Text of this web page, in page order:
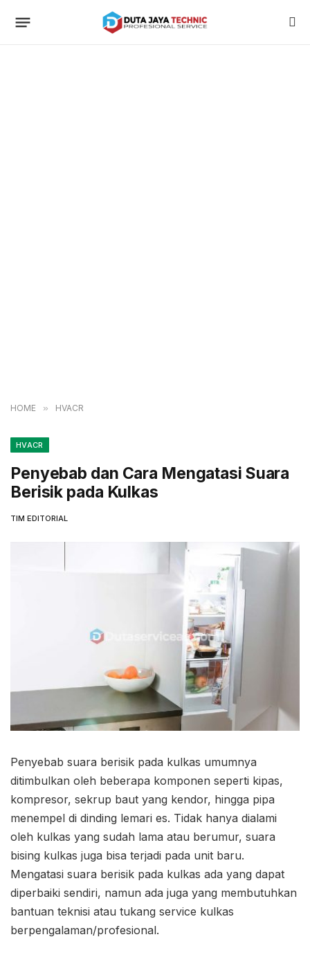
HOME » HVACR
HVACR
Penyebab dan Cara Mengatasi Suara
Berisik pada Kulkas
TIM EDITORIAL
Penyebab suara berisik pada kulkas umumnya
ditimbulkan oleh beberapa komponen seperti kipas,
kompresor, sekrup baut yang kendor, hingga pipa
menempel di dinding lemari es. Tidak hanya dialami
oleh kulkas yang sudah lama atau berumur, suara
bising kulkas juga bisa terjadi pada unit baru.
Mengatasi suara berisik pada kulkas ada yang dapat
diperbaiki sendiri, namun ada juga yang membutuhkan
bantuan teknisi atau tukang service kulkas
berpengalaman/profesional.